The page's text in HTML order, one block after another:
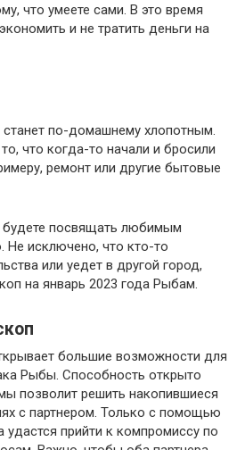
что умеете сами. В это время
и не тратить деньги на
по-домашнему хлопотным.
что когда-то начали и бросили
ремонт или другие бытовые
посвящать любимым
Не исключено, что кто-то
или уедет в другой город,
на январь 2023 года Рыбам.
большие возможности для
Рыбы. Способность открыто
позволит решить накопившиеся
с партнером. Только с помощью
удастся прийти к компромиссу по